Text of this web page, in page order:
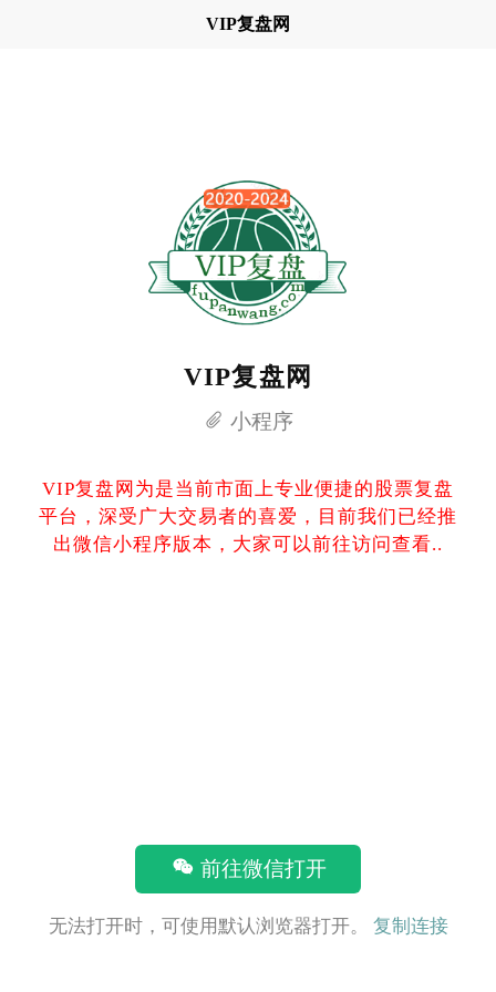
VIP复盘网
VIP复盘网
小程序
VIP复盘网为是当前市面上专业便捷的股票复盘
平台，深受广大交易者的喜爱，目前我们已经推
出微信小程序版本，大家可以前往访问查看..
前往微信打开
无法打开时，可使用默认浏览器打开。 复制连接